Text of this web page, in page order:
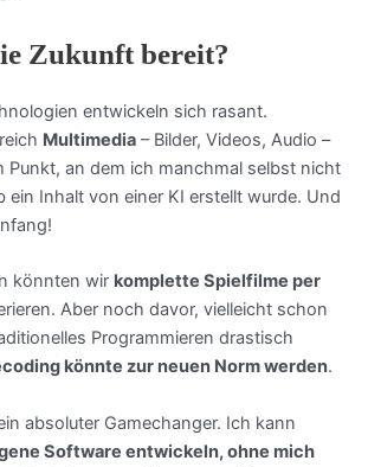
Zukunft bereit?
entwickeln sich rasant.
Multimedia – Bilder, Videos, Audio –
Punkt, an dem ich manchmal selbst nicht
ein Inhalt von einer KI erstellt wurde. Und
könnten wir komplette Spielfilme per
Aber noch davor, vielleicht schon
Programmieren drastisch
könnte zur neuen Norm werden.
absoluter Gamechanger. Ich kann
Software entwickeln, ohne mich